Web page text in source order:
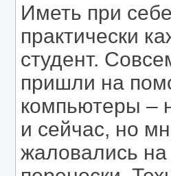
Иметь при
практически
студент.
пришли на
компьютеры –
и сейчас, но
жаловались